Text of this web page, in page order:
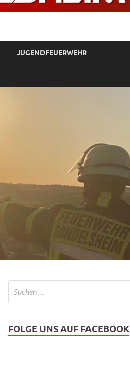
JUGENDFEUERWEHR
FOLGE UNS AUF FACEBOOK